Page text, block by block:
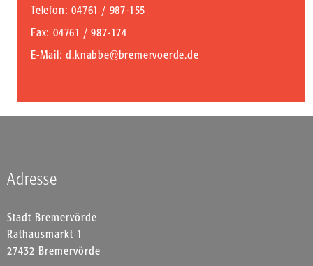
Telefon: 04761 / 987-155
Fax: 04761 / 987-174
E-Mail:d.knabbe@bremervoerde.de
Adresse
Stadt Bremervörde
Rathausmarkt 1
27432 Bremervörde